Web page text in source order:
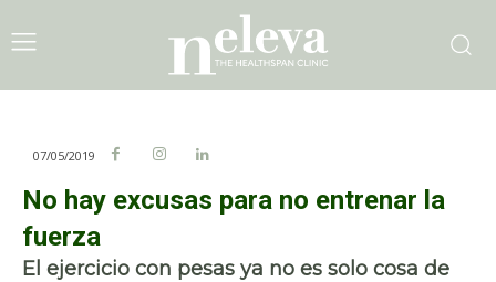
07/05/2019
No hay excusas para no entrenar la
fuerza
El ejercicio con pesas ya no es solo cosa de